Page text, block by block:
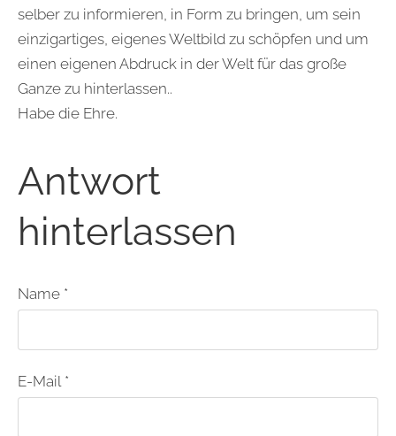
selber zu informieren, in Form zu bringen, um sein
einzigartiges, eigenes Weltbild zu schöpfen und um
einen eigenen Abdruck in der Welt für das große
Ganze zu hinterlassen..
Habe die Ehre.
Antwort
hinterlassen
Name *
E-Mail *